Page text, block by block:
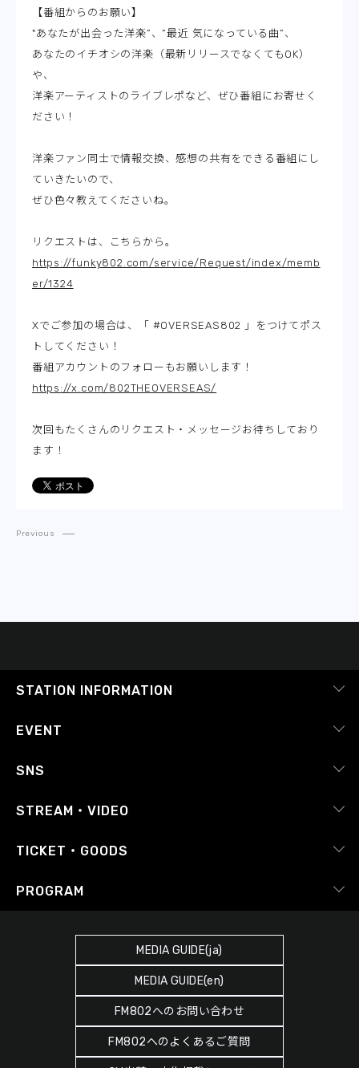
【番組からのお願い】
"あなたが出会った洋楽”、”最近 気になっている曲”、
あなたのイチオシの洋楽（最新リリースでなくてもOK）
や、
洋楽アーティストのライブレポなど、ぜひ番組にお寄せく
ださい！
洋楽ファン同士で情報交換、感想の共有をできる番組にし
ていきたいので、
ぜひ色々教えてくださいね。
リクエストは、こちらから。
https://funky802.com/service/Request/index/memb
er/1324
Xでご参加の場合は、「 #OVERSEAS802 」をつけてポス
トしてください！
番組アカウントのフォローもお願いします！
https://x.com/802THEOVERSEAS/
次回もたくさんのリクエスト・メッセージお待ちしており
ます！
Previous
STATION INFORMATION
会社概要
番組審議会
Japan FM League
SDGsへの取り組み
緊急地震速報の対応
災害情報共有パートナーシップ
人権尊重・コンプライアンスに関する調査の結果について
EVENT
ピックアップ
SNS
RADIPASS
Instagram
STREAM・VIDEO
radiko.jp
TICKET・GOODS
RADIPASS TICKET
PROGRAM
ヘビーローテーション
MEDIA GUIDE(ja)
MEDIA GUIDE(en)
FM802へのお問い合わせ
FM802へのよくあるご質問